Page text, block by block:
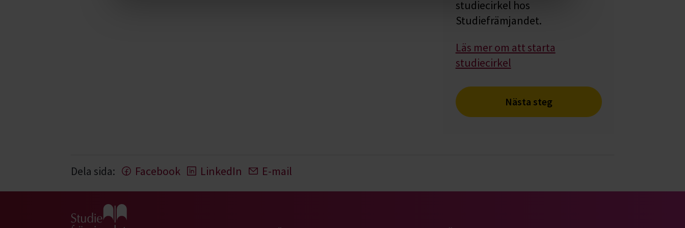
studiecirkel hos
Studiefrämjandet.
Läs mer om att starta
studiecirkel
Nästa steg
Dela sida: Facebook LinkedIn E-mail
Gå till studiefrämjandets startsida